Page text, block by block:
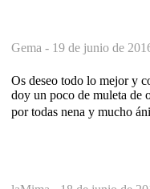
Gema - 19 de junio de
Os deseo todo lo mejor y
doy un poco de muleta de
por todas nena y mucho